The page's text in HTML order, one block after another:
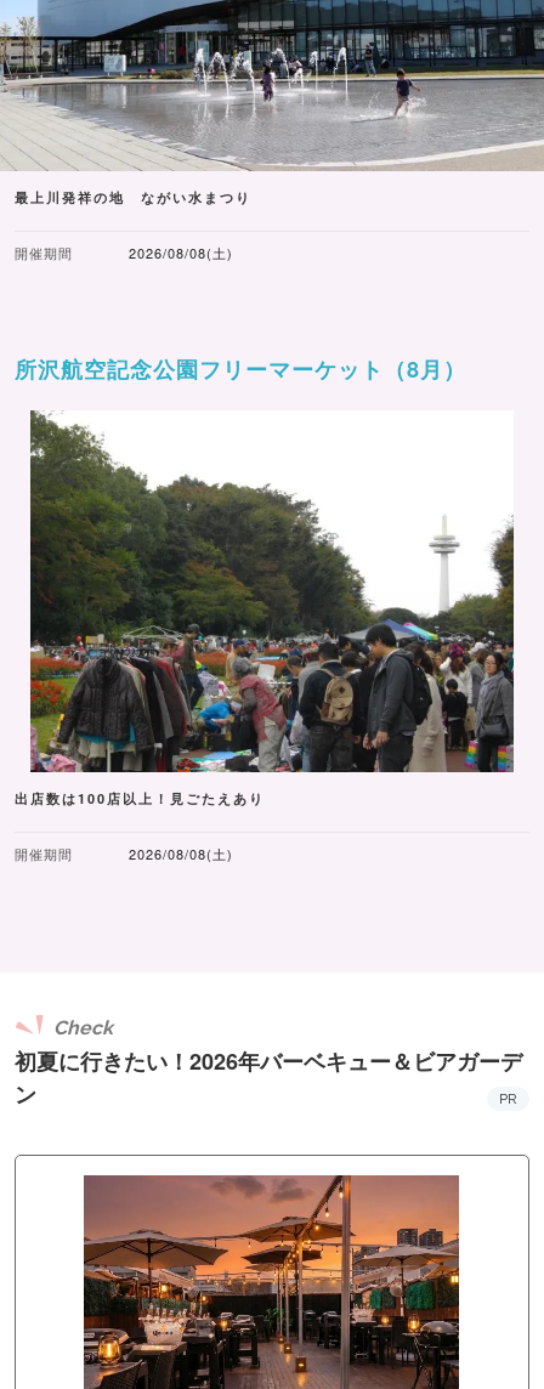
最上川発祥の地 ながい水まつり
開催期間 2026/08/08(土)
所沢航空記念公園フリーマーケット（8月）
出店数は100店以上！見ごたえあり
開催期間 2026/08/08(土)
初夏に行きたい！2026年バーベキュー＆ビアガーデ
ン
Check
PR